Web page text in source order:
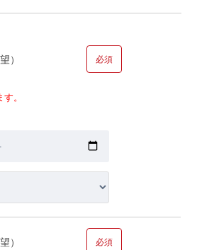
） 必須
。
） 必須
ありましたら教えてください（複数
ての違いは何？
を選ぶべき？
聞きたい
かる金額・税金はいくら？
いて詳しく聞きたい。